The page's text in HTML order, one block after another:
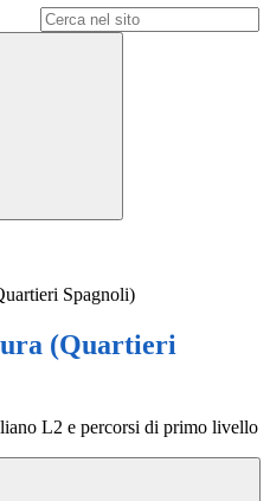
Spagnoli)
(Quartieri
L2 e percorsi di primo livello